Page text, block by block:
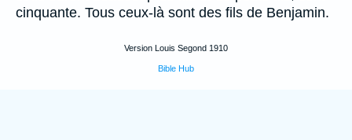
cinquante. Tous ceux-là sont des fils de Benjamin.
Version Louis Segond 1910
Bible Hub